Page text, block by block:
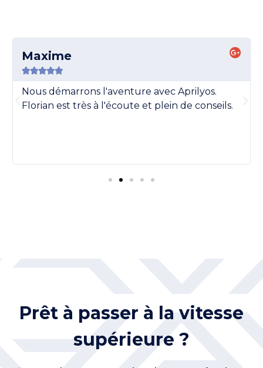
Maxime

Nous démarrons l'aventure avec Aprilyos.
Florian est très à l'écoute et plein de conseils.
Prêt à passer à la vitesse
supérieure ?